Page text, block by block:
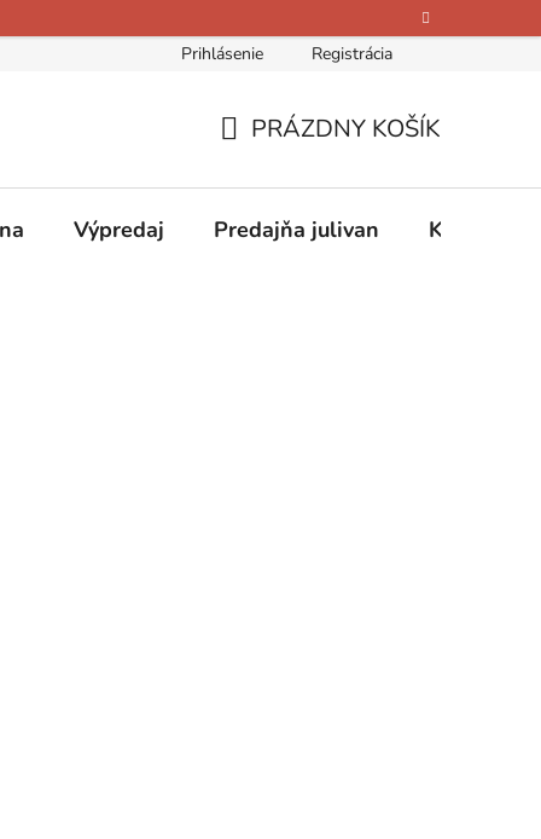
Kontakty O nás Hodnotenie obchodu
Prihlásenie Registrácia
KOŠÍK
PRÁZDNY KOŠÍK
Výpredaj Predajňa julivan Kontakty